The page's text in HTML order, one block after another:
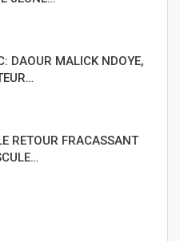
DAOUR MALICK NDOYE,
RETOUR FRACASSANT